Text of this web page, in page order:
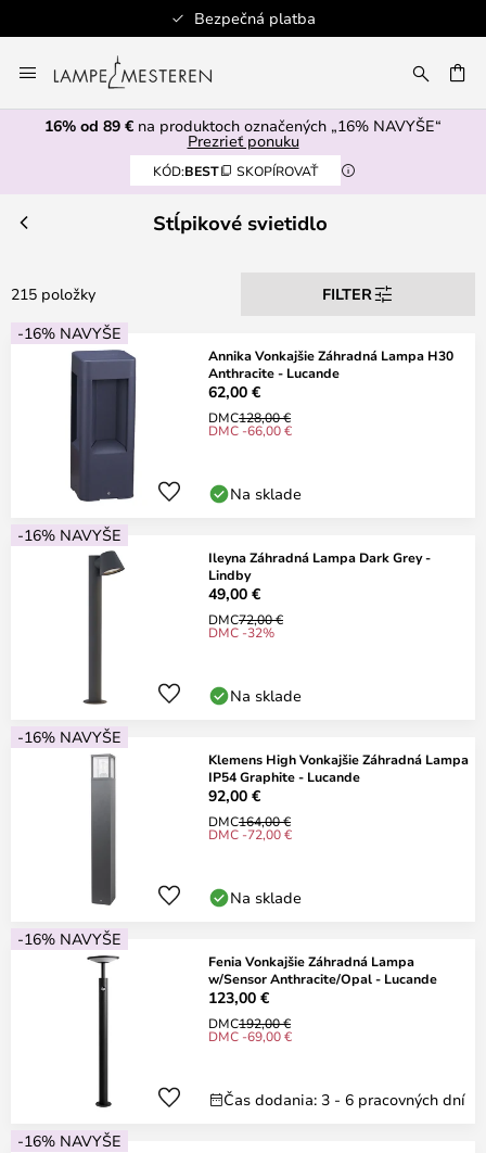
Bezpečná platba
to
Content
16% od 89 € na produktoch označených „16% NAVYŠE“
Prezrieť ponuku
KÓD:BEST SKOPÍROVAŤ
Stĺpikové svietidlo
215 položky
FILTER
-16% NAVYŠE
Annika Vonkajšie Záhradná Lampa H30
Anthracite - Lucande
62,00 €
DMC128,00 €
DMC -66,00 €
Na sklade
-16% NAVYŠE
Ileyna Záhradná Lampa Dark Grey -
Lindby
49,00 €
DMC72,00 €
DMC -32%
Na sklade
-16% NAVYŠE
Klemens High Vonkajšie Záhradná Lampa
IP54 Graphite - Lucande
92,00 €
DMC164,00 €
DMC -72,00 €
Na sklade
-16% NAVYŠE
Fenia Vonkajšie Záhradná Lampa
w/Sensor Anthracite/Opal - Lucande
123,00 €
DMC192,00 €
DMC -69,00 €
Čas dodania: 3 - 6 pracovných dní
-16% NAVYŠE